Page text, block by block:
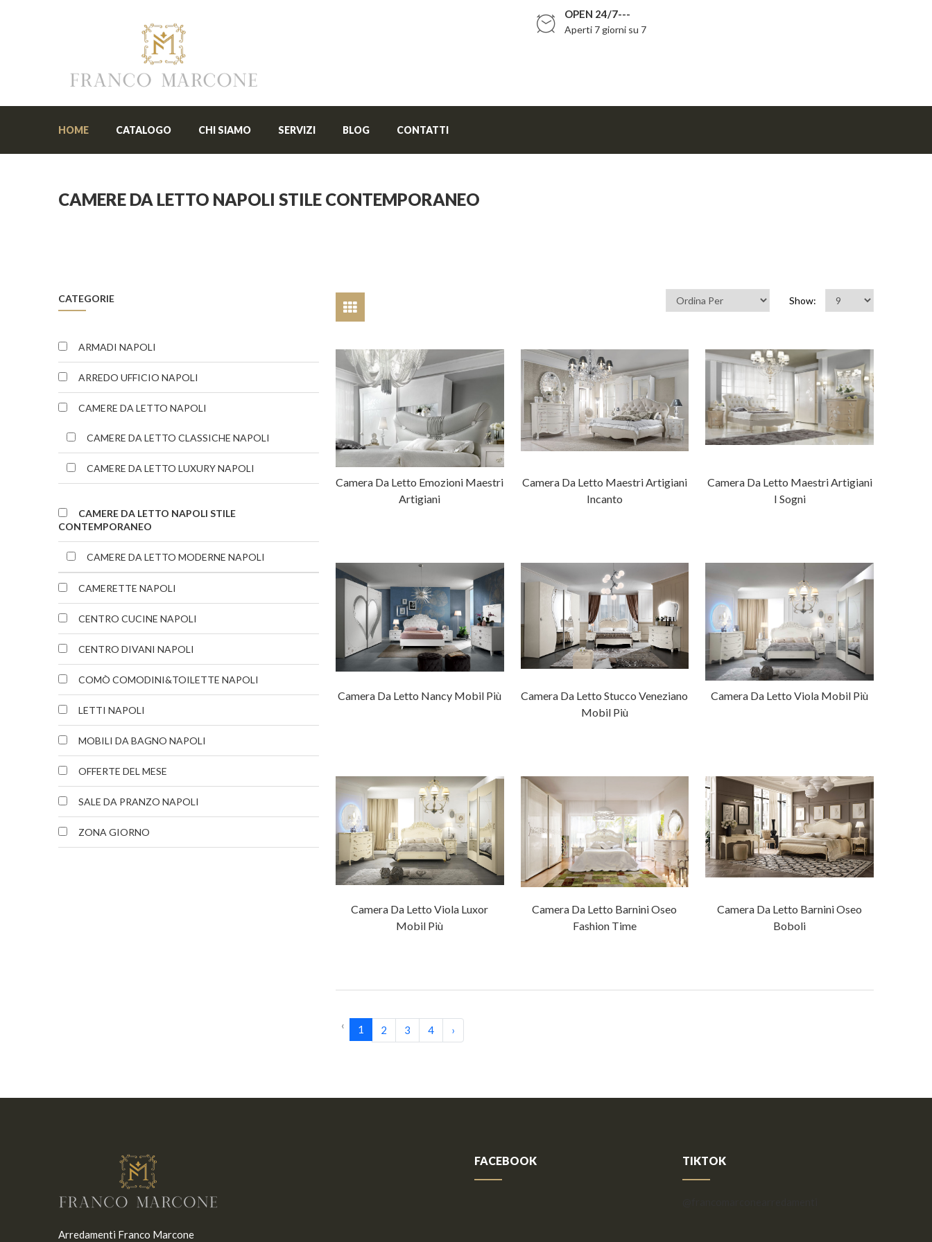
OPEN 24/7---
Aperti 7 giorni su 7
HOME CATALOGO CHI SIAMO SERVIZI BLOG CONTATTI
CAMERE DA LETTO NAPOLI STILE CONTEMPORANEO
CATEGORIE
ARMADI NAPOLI
ARREDO UFFICIO NAPOLI
CAMERE DA LETTO NAPOLI
CAMERE DA LETTO CLASSICHE NAPOLI
CAMERE DA LETTO LUXURY NAPOLI
CAMERE DA LETTO NAPOLI STILE
CONTEMPORANEO
CAMERE DA LETTO MODERNE NAPOLI
CAMERETTE NAPOLI
CENTRO CUCINE NAPOLI
CENTRO DIVANI NAPOLI
COMÒ COMODINI&TOILETTE NAPOLI
LETTI NAPOLI
MOBILI DA BAGNO NAPOLI
OFFERTE DEL MESE
SALE DA PRANZO NAPOLI
ZONA GIORNO
Show:
Camera Da Letto Emozioni Maestri
Artigiani
Camera Da Letto Maestri Artigiani
Incanto
Camera Da Letto Maestri Artigiani
I Sogni
Camera Da Letto Nancy Mobil Più
Camera Da Letto Stucco Veneziano
Mobil Più
Camera Da Letto Viola Mobil Più
Camera Da Letto Viola Luxor
Mobil Più
Camera Da Letto Barnini Oseo
Fashion Time
Camera Da Letto Barnini Oseo
Boboli
‹ 1 2 3 4 ›
Arredamenti Franco Marcone
FACEBOOK TIKTOK